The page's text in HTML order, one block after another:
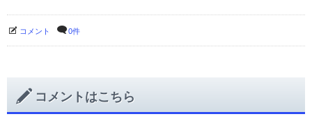
コメント 0件
コメントはこちら